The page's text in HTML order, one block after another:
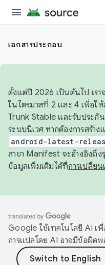
เอกสารประกอบ
ตั้งแต่ปี 2026 เป็นต้นไป เรา
ในไตรมาสที่ 2 และ 4 เพื่อใ
Trunk Stable และรับประกั
ระบบนิเวศ หากต้องการสร้า
android-latest-
สาขา Manifest จะอ้างอิงถึ
ข้อมูลเพิ่มเติมได้ที่การเปลี่ย
Google ใช้เทคโนโลยี AI เ
การแปลโดย AI อาจมีข้อผิดพ